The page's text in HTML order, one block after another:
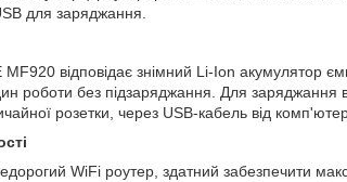
для заряджання.
відповідає знімний Li-Ion акумулятор
роботи без підзаряджання. Для заряджання
розетки, через USB-кабель від
WiFi роутер, здатний забезпечити